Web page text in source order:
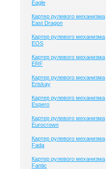
Eagle
Картер рулевого механизма
East Dragon
Картер рулевого механизма
EOS
Картер рулевого механизма
ERF
Картер рулевого механизма
Eriskay
Картер рулевого механизма
Espero
Картер рулевого механизма
Eurocrown
Картер рулевого механизма
Fada
Картер рулевого механизма
Fantic